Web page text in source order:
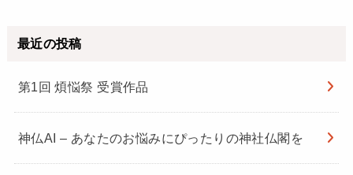
最近の投稿
第1回 煩悩祭 受賞作品
神仏AI – あなたのお悩みにぴったりの神社仏閣を